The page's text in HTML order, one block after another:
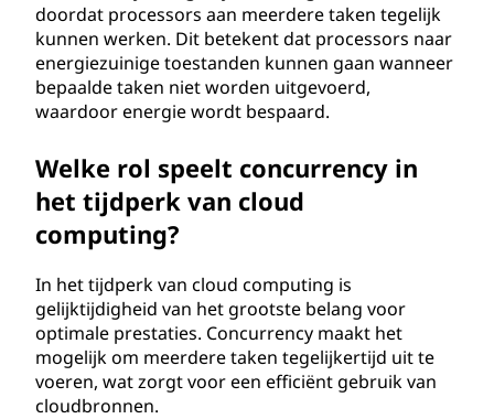
doordat processors aan meerdere taken tegelijk
kunnen werken. Dit betekent dat processors naar
energiezuinige toestanden kunnen gaan wanneer
bepaalde taken niet worden uitgevoerd,
waardoor energie wordt bespaard.
Welke rol speelt concurrency in
het tijdperk van cloud
computing?
In het tijdperk van cloud computing is
gelijktijdigheid van het grootste belang voor
optimale prestaties. Concurrency maakt het
mogelijk om meerdere taken tegelijkertijd uit te
voeren, wat zorgt voor een efficiënt gebruik van
cloudbronnen.